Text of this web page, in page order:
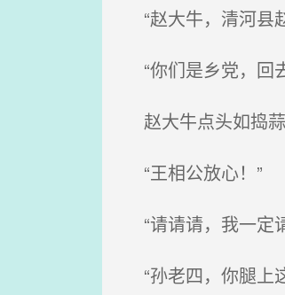
“赵大牛，清河县
“你们是乡党，回
赵大牛点头如捣蒜
“王相公放心！”
“请请请，我一定
“孙老四，你腿上